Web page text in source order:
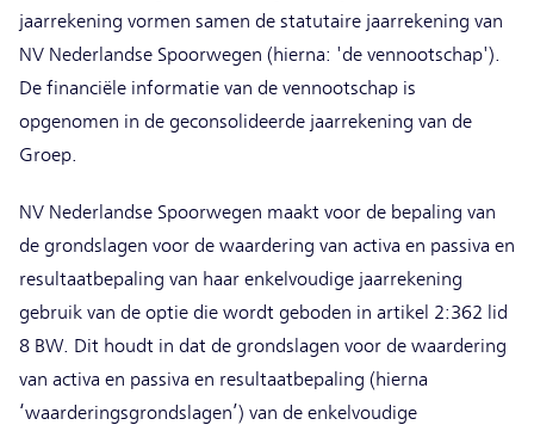
jaarrekening vormen samen de statutaire jaarrekening van
NV Nederlandse Spoorwegen (hierna: 'de vennootschap').
De financiële informatie van de vennootschap is
opgenomen in de geconsolideerde jaarrekening van de
Groep.
NV Nederlandse Spoorwegen maakt voor de bepaling van
de grondslagen voor de waardering van activa en passiva en
resultaatbepaling van haar enkelvoudige jaarrekening
gebruik van de optie die wordt geboden in artikel 2:362 lid
8 BW. Dit houdt in dat de grondslagen voor de waardering
van activa en passiva en resultaatbepaling (hierna
‘waarderingsgrondslagen’) van de enkelvoudige